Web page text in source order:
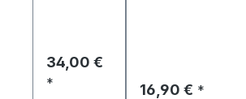
eständig,
Sperrschich
Regulärer Preis:
34,00 €
* Regulärer Preis:
16,90 € *